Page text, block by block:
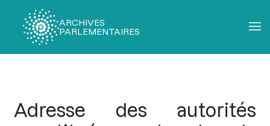
ARCHIVES
PARLEMENTAIRES
Adresse des autorités